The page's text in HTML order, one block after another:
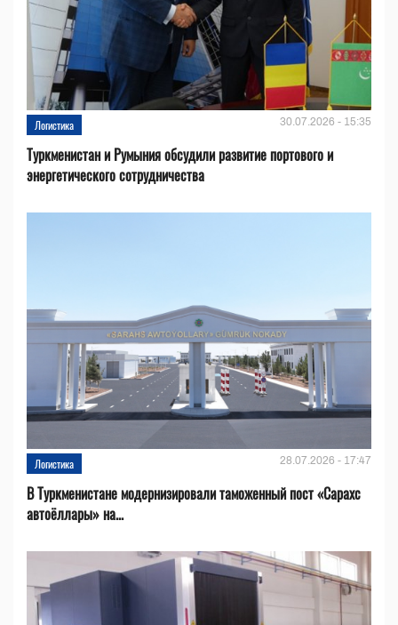
Логистика 30.07.2026 - 15:35
Туркменистан и Румыния обсудили развитие портового и
энергетического сотрудничества
Логистика 28.07.2026 - 17:47
В Туркменистане модернизировали таможенный пост «Сарахс
автоёллары» на...